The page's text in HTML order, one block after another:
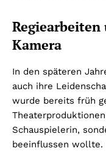
Kamera
In den späteren
auch ihre
wurde bereits früh
Schauspielerin,
beeinflussen wollte.